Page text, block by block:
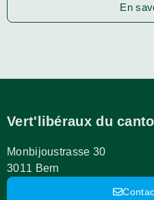
En
Vert'libéraux du
Monbijoustrasse 30
3011 Bern